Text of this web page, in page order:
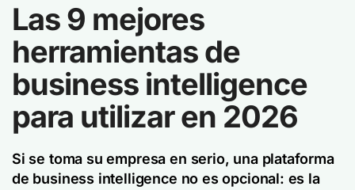
Las 9 mejores
herramientas de
business intelligence
para utilizar en 2026
Si se toma su empresa en serio, una plataforma
de business intelligence no es opcional: es la